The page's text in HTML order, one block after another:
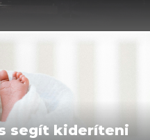
segít kideríteni